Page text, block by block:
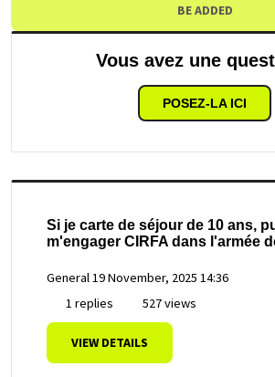
BE ADDED
Vous avez une
POSEZ-LA ICI
Si je carte de séjour de 10 ans,
m'engager CIRFA dans l'armée
General19 November, 2025 14:36
1 replies
527 views
VIEW DETAILS